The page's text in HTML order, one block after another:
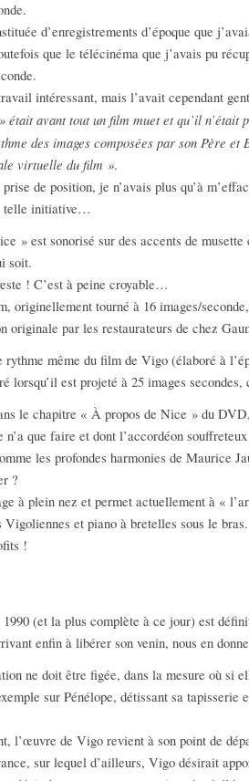
d’enregistrements d’époque que
que le télécinéma que j’avais pu
intéressant, mais l’avait cependant
était avant tout un film muet et qu’il n’était
des images composées par son Père
virtuelle du film ».
de position, je n’avais plus qu’à
telle initiative…
» est sonorisé sur des accents de
soit.
! C’est à peine croyable…
originellement tourné à 16 images/
originale par les restaurateurs de chez
rythme même du film de Vigo (élaboré à
lorsqu’il est projeté à 25 images
le chapitre « À propos de Nice » du
n’a que faire et dont l’accordéon
les profondes harmonies de Maurice
?
à plein nez et permet actuellement à «
et piano à bretelles sous le bras.
!
(et la plus complète à ce jour) est
enfin à libérer son venin, nous en
ne doit être figée, dans la mesure où si
sur Pénélope, détissant sa tapisserie
l’œuvre de Vigo revient à son point de
sur lequel d’ailleurs, Vigo désirait